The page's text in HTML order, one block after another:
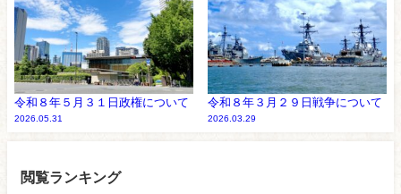
令和８年５月３１日政権について
2026.05.31
令和８年３月２９日戦争について
2026.03.29
閲覧ランキング